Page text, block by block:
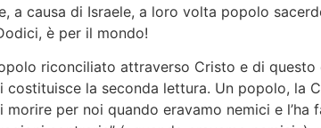
a causa di Israele, a loro volta popolo
è per il mondo!
riconciliato attraverso Cristo e di
costituisce la seconda lettura. Un popolo, la
morire per noi quando eravamo nemici e